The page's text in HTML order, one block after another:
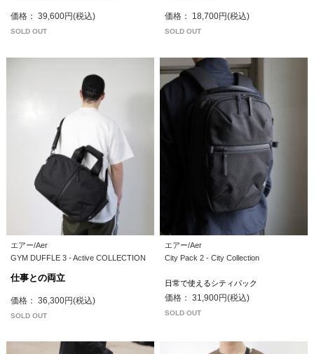
価格： 39,600円(税込)
SOLD OUT
価格： 18,700円(税込)
SOLD OUT
エアー/Aer
GYM DUFFLE 3 - Active COLLECTION
仕事との両立
価格： 36,300円(税込)
SOLD OUT
エアー/Aer
City Pack 2 - City Collection
日常で使えるシティパック
価格： 31,900円(税込)
SOLD OUT